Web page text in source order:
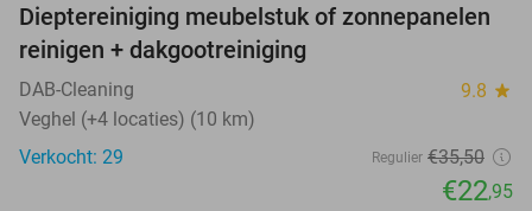
35%
Dieptereiniging meubelstuk of zonnepanelen
reinigen + dakgootreiniging
DAB-Cleaning 9.8 star
Veghel (+4 locaties) (10 km)
Verkocht: 29
Regulier €35,50
€22,95